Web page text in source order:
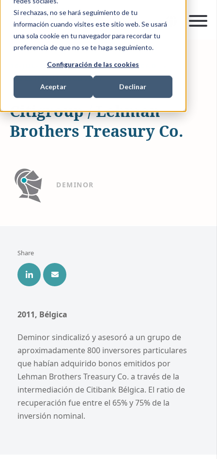
Si rechazas, no se hará seguimiento de tu
información cuando visites este sitio web. Se usará
una sola cookie en tu navegador para recordar tu
preferencia de que no se te haga seguimiento.
Configuración de las cookies
Aceptar Declinar
16-JUL-2019 10:10:53
0 MIN READ
INVESTMENT RECOVERY
Citigroup / Lehman
Brothers Treasury Co.
DEMINOR
Share
2011, Bélgica
Deminor sindicalizó y asesoró a un grupo de
aproximadamente 800 inversores particulares
que habían adquirido bonos emitidos por
Lehman Brothers Treasury Co. a través de la
intermediación de Citibank Bélgica. El ratio de
recuperación fue entre el 65% y 75% de la
inversión nominal.